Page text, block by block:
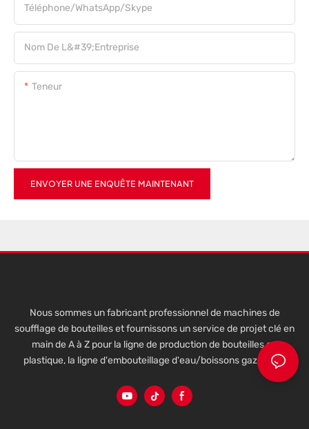
Téléphone/WhatsApp/Skype
Nom De L&#39;entreprise
Teneur
ENVOYER UNE ENQUÊTE MAINTENANT
Nous sommes un fabricant professionnel de machines de
soufflage de bouteilles et fournissons un service de projet clé en
main de A à Z pour la ligne de production de bouteilles en
plastique, la ligne d'embouteillage d'eau/boissons gazeuses.